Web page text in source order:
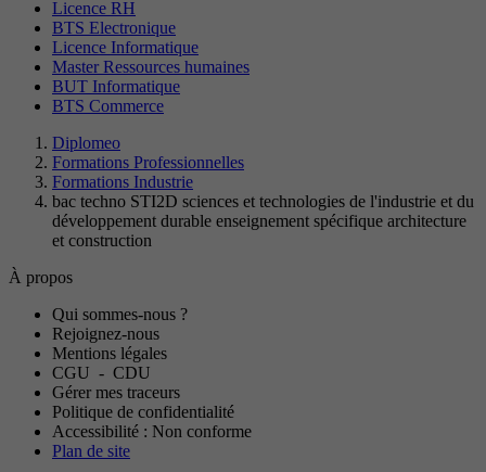
Licence RH
BTS Electronique
Licence Informatique
Master Ressources humaines
BUT Informatique
BTS Commerce
Diplomeo
Formations Professionnelles
Formations Industrie
bac techno STI2D sciences et technologies de l'industrie et du
développement durable enseignement spécifique architecture
et construction
À propos
Qui sommes-nous ?
Rejoignez-nous
Mentions légales
CGU - CDU
Gérer mes traceurs
Politique de confidentialité
Accessibilité : Non conforme
Plan de site